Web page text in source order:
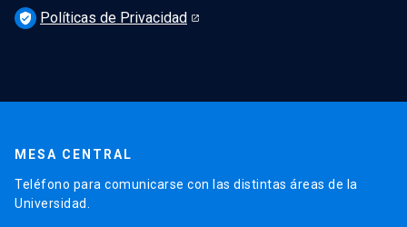
verified_user Políticas de Privacidad
MESA CENTRAL
Teléfono para comunicarse con las distintas áreas de la
Universidad.